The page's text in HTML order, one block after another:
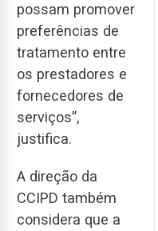
possam promover
preferências de
tratamento entre
os prestadores e
fornecedores de
serviços”,
justifica.
A direção da
CCIPD também
considera que a